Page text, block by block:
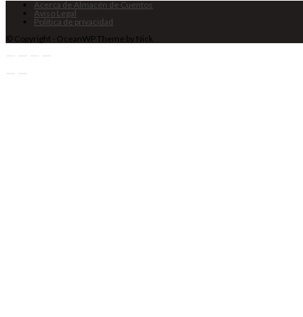
Acerca de Almacén de Cuentos
Aviso Legal
Política de privacidad
© Copyright - OceanWP Theme by Nick